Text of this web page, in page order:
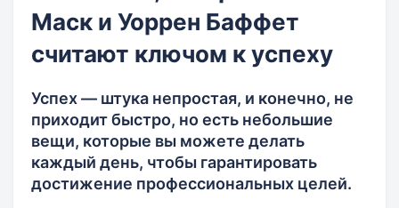
Маск и Уоррен Баффет
считают ключом к успеху
Успех — штука непростая, и конечно, не
приходит быстро, но есть небольшие
вещи, которые вы можете делать
каждый день, чтобы гарантировать
достижение профессиональных целей.